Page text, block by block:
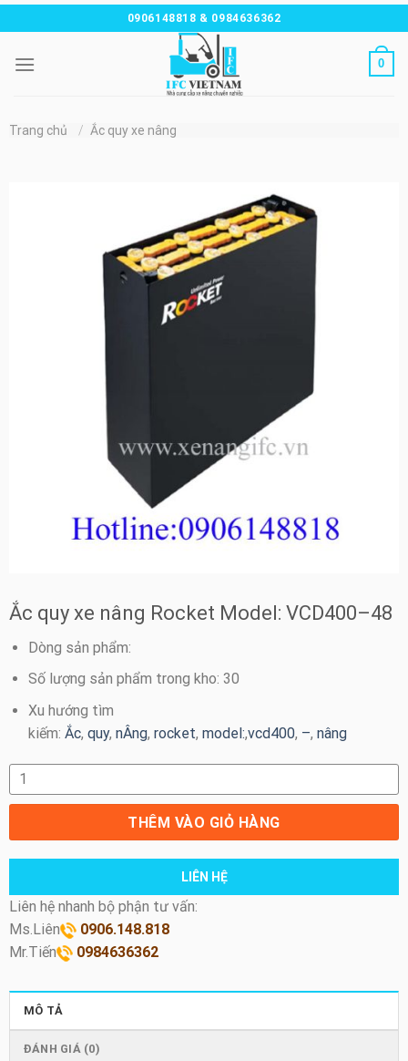
Chuyển
đến
nội
0906148818 & 0984636362
0
Trang chủ / Ắc quy xe nâng
Ắc quy xe nâng Rocket Model: VCD400–48
Dòng sản phẩm:
Số lượng sản phẩm trong kho: 30
Xu hướng tìm
kiếm: Ắc, quy, nÂng, rocket, model:,vcd400, –, nâng
Ắc quy xe nâng Rocket Model: VCD400–48 số lượng
THÊM VÀO GIỎ HÀNG
LIÊN HỆ
Liên hệ nhanh bộ phận tư vấn:
Ms.Liên
0906.148.818
Mr.Tiến
0984636362
MÔ TẢ
ĐÁNH GIÁ (0)